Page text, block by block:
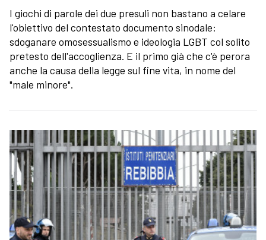
I giochi di parole dei due presuli non bastano a celare
l'obiettivo del contestato documento sinodale:
sdoganare omosessualismo e ideologia LGBT col solito
pretesto dell'accoglienza. E il primo già che c'è perora
anche la causa della legge sul fine vita, in nome del
"male minore".